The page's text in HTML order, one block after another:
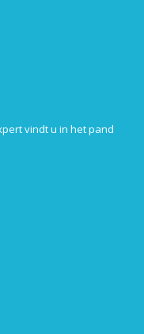
vindt u in het pand